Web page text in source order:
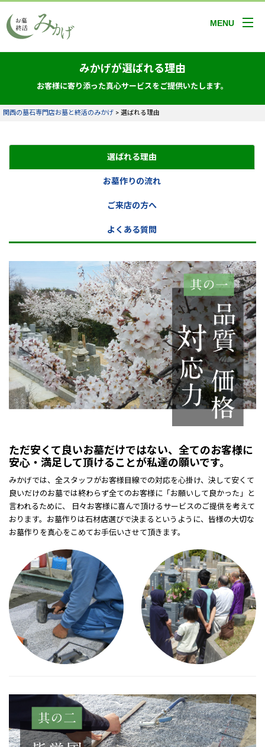
MENU
みかげが選ばれる理由
お客様に寄り添った真心サービスをご提供いたします。
関西の墓石専門店お墓と終活のみかげ > 選ばれる理由
選ばれる理由
お墓作りの流れ
ご来店の方へ
よくある質問
ただ安くて良いお墓だけではない、全てのお客様に
安心・満足して頂けることが私達の願いです。
みかげでは、全スタッフがお客様目線での対応を心掛け、決して安くて
良いだけのお墓では終わらず全てのお客様に「お願いして良かった」と
言われるために、 日々お客様に喜んで頂けるサービスのご提供を考えて
おります。お墓作りは石材店選びで決まるというように、皆様の大切な
お墓作りを真心をこめてお手伝いさせて頂きます。